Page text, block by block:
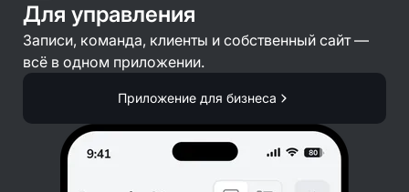
Для управления
Записи, команда, клиенты и собственный сайт —
всё в одном приложении.
Приложение для бизнеса